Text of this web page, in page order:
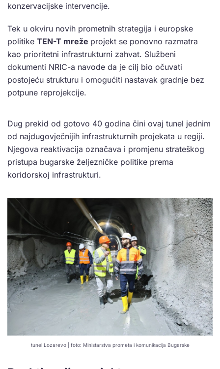
konzervacijske intervencije.
Tek u okviru novih prometnih strategija i europske
politike TEN-T mreže projekt se ponovno razmatra
kao prioritetni infrastrukturni zahvat. Službeni
dokumenti NRIC-a navode da je cilj bio očuvati
postojeću strukturu i omogućiti nastavak gradnje bez
potpune reprojekcije.
Dug prekid od gotovo 40 godina čini ovaj tunel jednim
od najdugovječnijih infrastrukturnih projekata u regiji.
Njegova reaktivacija označava i promjenu strateškog
pristupa bugarske željezničke politike prema
koridorskoj infrastrukturi.
tunel Lozarevo | foto: Ministarstva prometa i komunikacija Bugarske